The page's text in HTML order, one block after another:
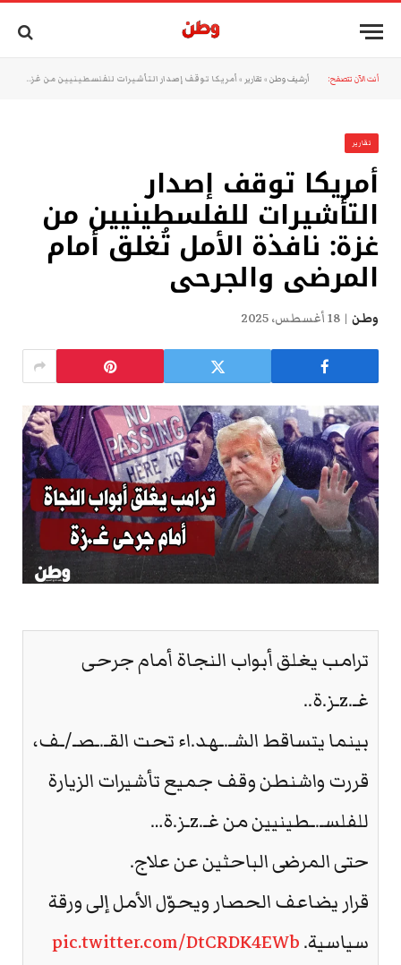
أنت الآن تتصفح: أرشيف وطن » تقارير » أمريكا توقف إصدار التأشيرات للفلسطينيين من غزة: نافذة الأمل تُغلق أمام المرضى والجرحى
تقارير
أمريكا توقف إصدار
التأشيرات للفلسطينيين من
غزة: نافذة الأمل تُغلق أمام
المرضى والجرحى
وطن 18 أغسطس، 2025
ترامب يغلق أبواب النجاة أمام جرحى
غـ.zـز.ة..
بينما يتساقط الشـ.ـهد.اء تحت القـ.ـصـ/ـف،
قررت واشنطن وقف جميع تأشيرات الزيارة
للفلسـ.ـطينيين من غـ.zـز.ة…
حتى المرضى الباحثين عن علاج.
قرار يضاعف الحصار ويحوّل الأمل إلى ورقة
سياسية.pic.twitter.com/DtCRDK4EWb